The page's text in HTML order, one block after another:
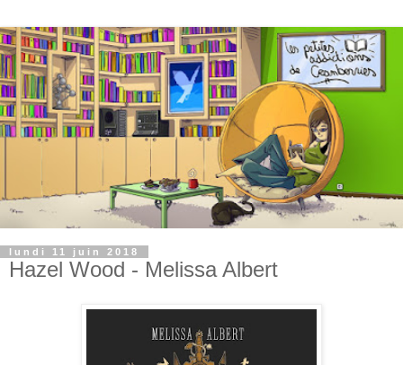
lundi 11 juin 2018
Hazel Wood - Melissa Albert